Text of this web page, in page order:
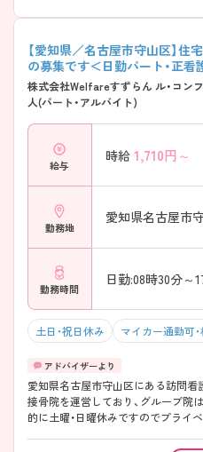
【愛知県／名古屋市守山区】
の募集です＜日勤パート・正看
株式会社Welfareすずらん ル・コン
人(パート・アルバイト)
給与
時給 1,710円～
勤務地
愛知県名古屋市
勤務時間
日勤:08時30分～
土日・祝日休み マイカー通勤可
愛知県名古屋市守山区にある訪問看護ステー
接骨院を運営しており、グループ院は
的に土曜・日曜休みですのでプライ